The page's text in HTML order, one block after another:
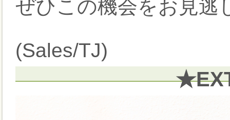
ぜひこの機会をお見逃
(Sales/TJ)